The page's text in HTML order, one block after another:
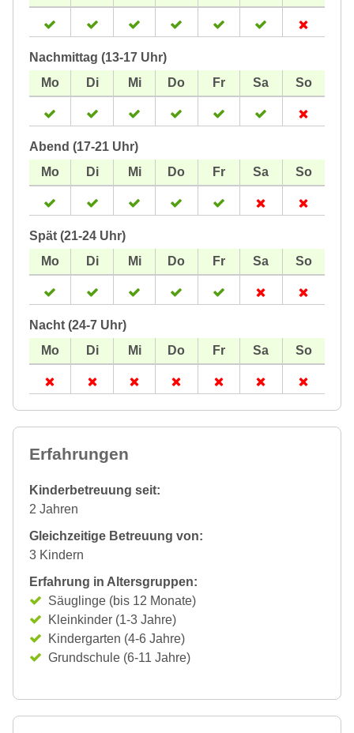
Nachmittag (13-17 Uhr)
Abend (17-21 Uhr)
Spät (21-24 Uhr)
Nacht (24-7 Uhr)
Erfahrungen
Kinderbetreuung seit:
2 Jahren
Gleichzeitige Betreuung von:
3 Kindern
Erfahrung in Altersgruppen:
Säuglinge (bis 12 Monate)
Kleinkinder (1-3 Jahre)
Kindergarten (4-6 Jahre)
Grundschule (6-11 Jahre)